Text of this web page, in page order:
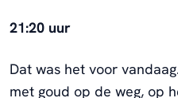
21:20 uur
Dat was het voor
met goud op de weg, op